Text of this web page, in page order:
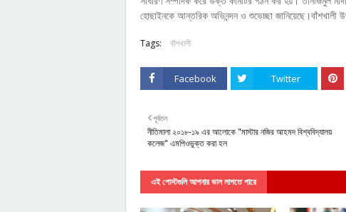
হোছাইনকে আন্তরিক অভিনন্দন ও শুভেচ্ছা জানিয়েছে।বাঁশখালী
Tags: বাঁশখালী
Facebook Twitter
পূর্বতন
নীতিমালা ২০১৮-১৯ এর আলোকে "মাস্টার নজির আহমদ বিশ্ববিদ্যালয়
কলেজ" এমপিওভুক্ত করা হল
এই পোস্টগুলি আপনার ভাল লাগতে পারে